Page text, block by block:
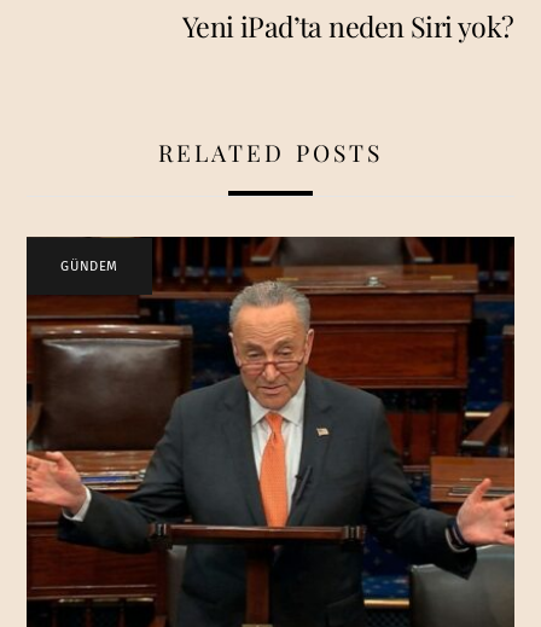
Yeni iPad’ta neden Siri yok?
RELATED POSTS
GÜNDEM